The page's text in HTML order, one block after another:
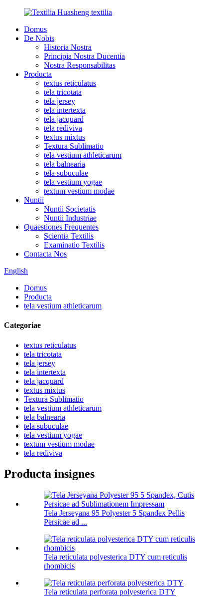
Domus
De Nobis
Historia Nostra
Principia Nostra Ducentia
Nostra Responsabilitas
Producta
textus reticulatus
tela tricotata
tela jersey
tela intertexta
tela jacquard
tela rediviva
textus mixtus
Textura Sublimatio
tela vestium athleticarum
tela balnearia
tela subuculae
tela vestium yogae
textum vestium modae
Nuntii
Nuntii Societatis
Nuntii Industriae
Quaestiones Frequentes
Scientia Textilis
Examinatio Textilis
Contacta Nos
English
Domus
Producta
tela vestium athleticarum
Categoriae
textus reticulatus
tela tricotata
tela jersey
tela intertexta
tela jacquard
textus mixtus
Textura Sublimatio
tela vestium athleticarum
tela balnearia
tela subuculae
tela vestium yogae
textum vestium modae
tela rediviva
Producta insignes
Tela Jerseyana 95 Polyester 5 Spandex Pellis
Persicae ad ...
Tela reticulata polyesterica DTY cum reticulis
rhombicis
Tela reticulata perforata polyesterica DTY